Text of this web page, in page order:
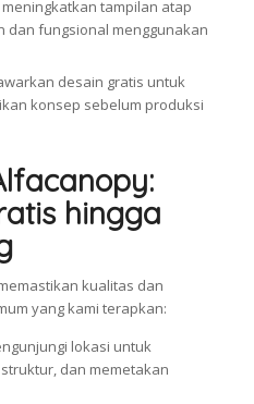
tampilan atap
dan fungsional menggunakan
desain gratis untuk
konsep sebelum produksi
hingga
kualitas dan
yang kami terapkan:
lokasi untuk
dan memetakan